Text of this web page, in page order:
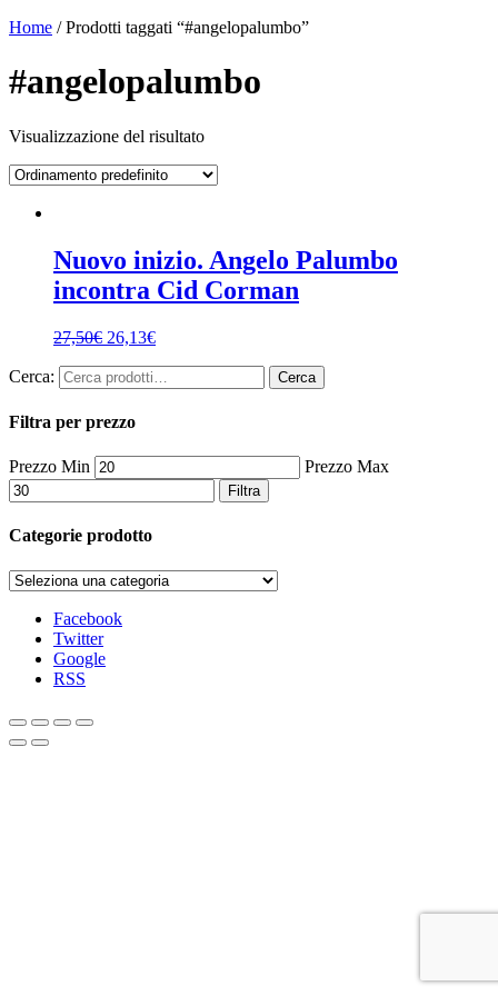
Home / Prodotti taggati “#angelopalumbo”
#angelopalumbo
Visualizzazione del risultato
Nuovo inizio. Angelo Palumbo
incontra Cid Corman
27,50€ 26,13€
Cerca: Cerca
Filtra per prezzo
Prezzo Min Prezzo Max
Filtra
Categorie prodotto
Facebook
Twitter
Google
RSS